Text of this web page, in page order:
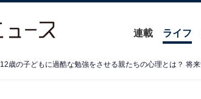
連載 ライフ
12歳の子どもに過酷な勉強をさせる親たちの心理とは？ 将